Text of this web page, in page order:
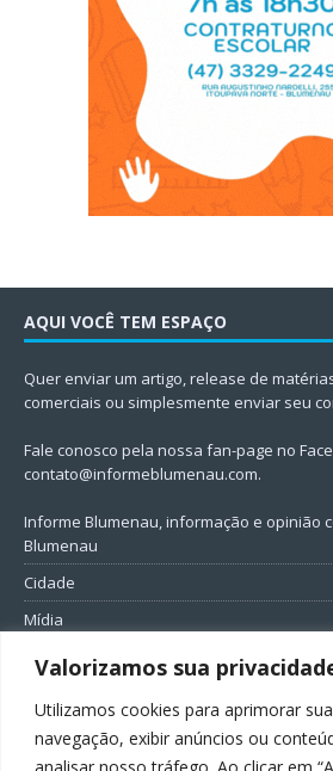
Valorizamos sua
Utilizamos cookies para aprimorar
navegação, exibir anúncios ou
analisar nosso tráfego. Ao clicar em
AQUI VOCÊ TEM ESPAÇO
Quer enviar um artigo, release de
comerciais ou simplesmente enviar seu
Fale conosco pela nossa fan-page no
contato@informeblumenau.com.
Informe Blumenau, informação e opinião
Blumenau
Cidade
Mídia
Entretenimento
Política